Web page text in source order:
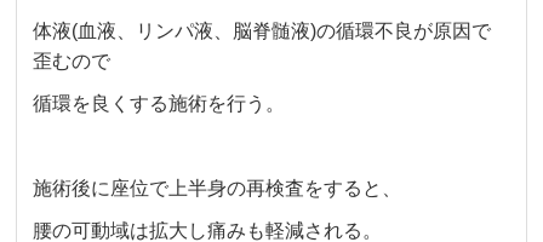
体液(血液、リンパ液、脳脊髄液)の循環不良が原因で
歪むので
循環を良くする施術を行う。
施術後に座位で上半身の再検査をすると、
腰の可動域は拡大し痛みも軽減される。